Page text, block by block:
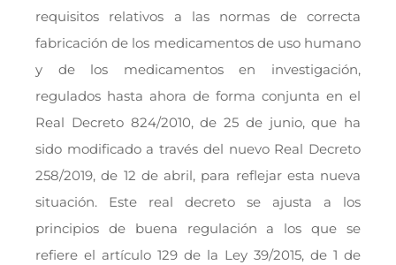
requisitos relativos a las normas de correcta
fabricación de los medicamentos de uso humano
y de los medicamentos en investigación,
regulados hasta ahora de forma conjunta en el
Real Decreto 824/2010, de 25 de junio, que ha
sido modificado a través del nuevo Real Decreto
258/2019, de 12 de abril, para reflejar esta nueva
situación. Este real decreto se ajusta a los
principios de buena regulación a los que se
refiere el artículo 129 de la Ley 39/2015, de 1 de